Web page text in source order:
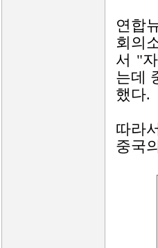
연합
회의
서 "
는데
했다.
따라
중국